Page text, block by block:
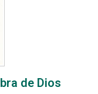
de Dios